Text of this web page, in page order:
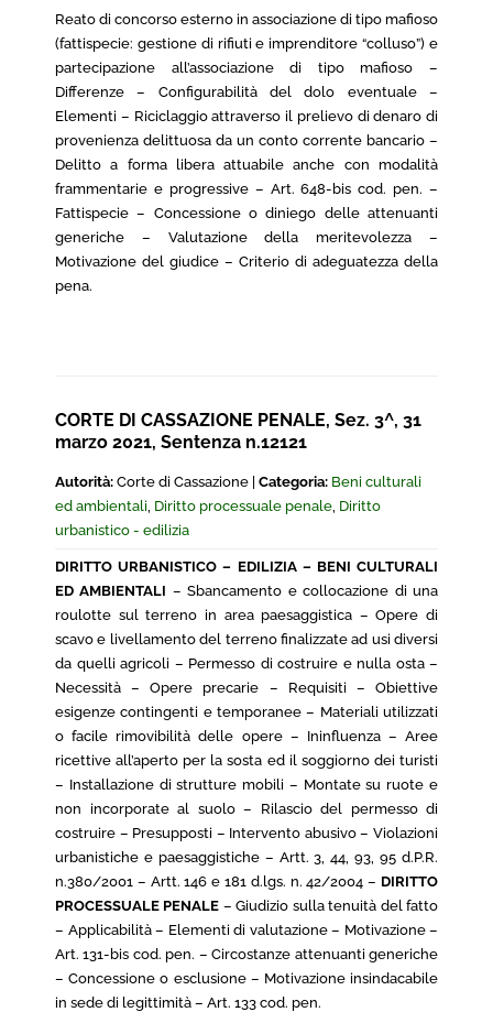
Reato di concorso esterno in associazione di tipo mafioso
(fattispecie: gestione di rifiuti e imprenditore “colluso”) e
partecipazione all’associazione di tipo mafioso –
Differenze – Configurabilità del dolo eventuale –
Elementi – Riciclaggio attraverso il prelievo di denaro di
provenienza delittuosa da un conto corrente bancario –
Delitto a forma libera attuabile anche con modalità
frammentarie e progressive – Art. 648-bis cod. pen. –
Fattispecie – Concessione o diniego delle attenuanti
generiche – Valutazione della meritevolezza –
Motivazione del giudice – Criterio di adeguatezza della
pena.
CORTE DI CASSAZIONE PENALE, Sez. 3^, 31
marzo 2021, Sentenza n.12121
Autorità: Corte di Cassazione | Categoria: Beni culturali
ed ambientali, Diritto processuale penale, Diritto
urbanistico - edilizia
DIRITTO URBANISTICO – EDILIZIA – BENI CULTURALI
ED AMBIENTALI – Sbancamento e collocazione di una
roulotte sul terreno in area paesaggistica – Opere di
scavo e livellamento del terreno finalizzate ad usi diversi
da quelli agricoli – Permesso di costruire e nulla osta –
Necessità – Opere precarie – Requisiti – Obiettive
esigenze contingenti e temporanee – Materiali utilizzati
o facile rimovibilità delle opere – Ininfluenza – Aree
ricettive all’aperto per la sosta ed il soggiorno dei turisti
– Installazione di strutture mobili – Montate su ruote e
non incorporate al suolo – Rilascio del permesso di
costruire – Presupposti – Intervento abusivo – Violazioni
urbanistiche e paesaggistiche – Artt. 3, 44, 93, 95 d.P.R.
n.380/2001 – Artt. 146 e 181 d.lgs. n. 42/2004 – DIRITTO
PROCESSUALE PENALE – Giudizio sulla tenuità del fatto
– Applicabilità – Elementi di valutazione – Motivazione –
Art. 131-bis cod. pen. – Circostanze attenuanti generiche
– Concessione o esclusione – Motivazione insindacabile
in sede di legittimità – Art. 133 cod. pen.